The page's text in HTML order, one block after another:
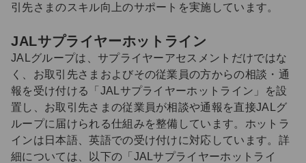
引先さまのスキル向上のサポートを実施しています。
JALサプライヤーホットライン
JALグループは、サプライヤーアセスメントだけではな
く、お取引先さまおよびその従業員の方からの相談・通
報を受け付ける「JALサプライヤーホットライン」を設
置し、お取引先さまの従業員が相談や通報を直接JALグ
ループに届けられる仕組みを整備しています。ホットラ
インは日本語、英語での受け付けに対応しています。詳
細については、以下の「JALサプライヤーホットライ